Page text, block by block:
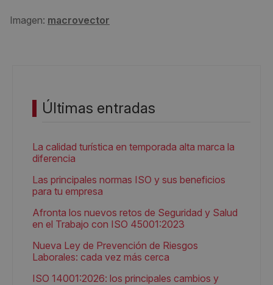
Imagen: macrovector
Últimas entradas
La calidad turística en temporada alta marca la
diferencia
Las principales normas ISO y sus beneficios
para tu empresa
Afronta los nuevos retos de Seguridad y Salud
en el Trabajo con ISO 45001:2023
Nueva Ley de Prevención de Riesgos
Laborales: cada vez más cerca
ISO 14001:2026: los principales cambios y